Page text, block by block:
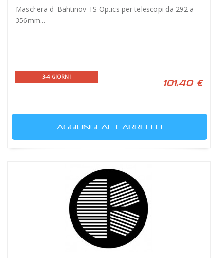
Maschera di Bahtinov TS Optics per telescopi da 292 a
356mm...
3-4 GIORNI
101,40 €
AGGIUNGI AL CARRELLO